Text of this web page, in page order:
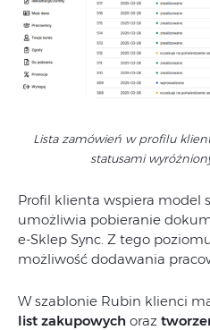
Lista zamówień w profilu
statusami
Profil klienta wspiera model
umożliwia pobieranie
e-Sklep Sync. Z tego
możliwość dodawania
W szablonie Rubin klienci
list zakupowych oraz